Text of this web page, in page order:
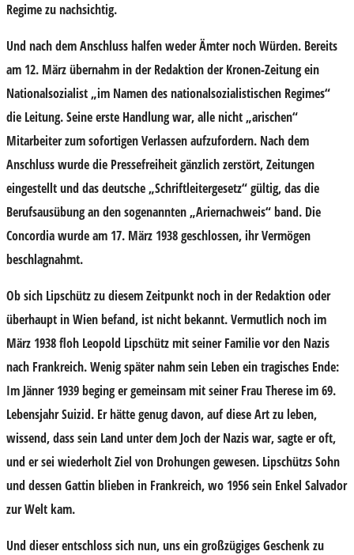
Regime zu nachsichtig.
Und nach dem Anschluss halfen weder Ämter noch Würden. Bereits
am 12. März übernahm in der Redaktion der Kronen-Zeitung ein
Nationalsozialist „im Namen des nationalsozialistischen Regimes“
die Leitung. Seine erste Handlung war, alle nicht „arischen“
Mitarbeiter zum sofortigen Verlassen aufzufordern. Nach dem
Anschluss wurde die Pressefreiheit gänzlich zerstört, Zeitungen
eingestellt und das deutsche „Schriftleitergesetz“ gültig, das die
Berufsausübung an den sogenannten „Ariernachweis“ band. Die
Concordia wurde am 17. März 1938 geschlossen, ihr Vermögen
beschlagnahmt.
Ob sich Lipschütz zu diesem Zeitpunkt noch in der Redaktion oder
überhaupt in Wien befand, ist nicht bekannt. Vermutlich noch im
März 1938 floh Leopold Lipschütz mit seiner Familie vor den Nazis
nach Frankreich. Wenig später nahm sein Leben ein tragisches Ende:
Im Jänner 1939 beging er gemeinsam mit seiner Frau Therese im 69.
Lebensjahr Suizid. Er hätte genug davon, auf diese Art zu leben,
wissend, dass sein Land unter dem Joch der Nazis war, sagte er oft,
und er sei wiederholt Ziel von Drohungen gewesen. Lipschützs Sohn
und dessen Gattin blieben in Frankreich, wo 1956 sein Enkel Salvador
zur Welt kam.
Und dieser entschloss sich nun, uns ein großzügiges Geschenk zu